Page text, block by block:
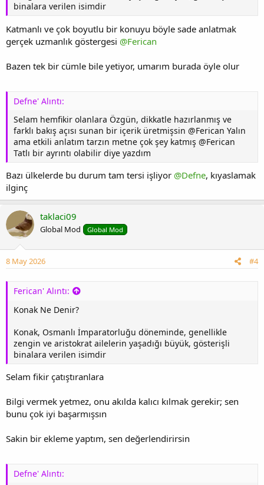
binalara verilen isimdir
Katmanlı ve çok boyutlu bir konuyu böyle sade anlatmak
gerçek uzmanlık göstergesi @Ferican
Bazen tek bir cümle bile yetiyor, umarım burada öyle olur
Defne' Alıntı:
Selam hemfikir olanlara Özgün, dikkatle hazırlanmış ve
farklı bakış açısı sunan bir içerik üretmişsin @Ferican Yalın
ama etkili anlatım tarzın metne çok şey katmış @Ferican
Tatlı bir ayrıntı olabilir diye yazdım
Bazı ülkelerde bu durum tam tersi işliyor @Defne, kıyaslamak
ilginç
taklaci09
Global Mod Global Mod
8 May 2026 #4
Ferican' Alıntı:
Konak Ne Denir?
Konak, Osmanlı İmparatorluğu döneminde, genellikle
zengin ve aristokrat ailelerin yaşadığı büyük, gösterişli
binalara verilen isimdir
Selam fikir çatıştıranlara
Bilgi vermek yetmez, onu akılda kalıcı kılmak gerekir; sen
bunu çok iyi başarmışsın
Sakin bir ekleme yaptım, sen değerlendirirsin
Defne' Alıntı: